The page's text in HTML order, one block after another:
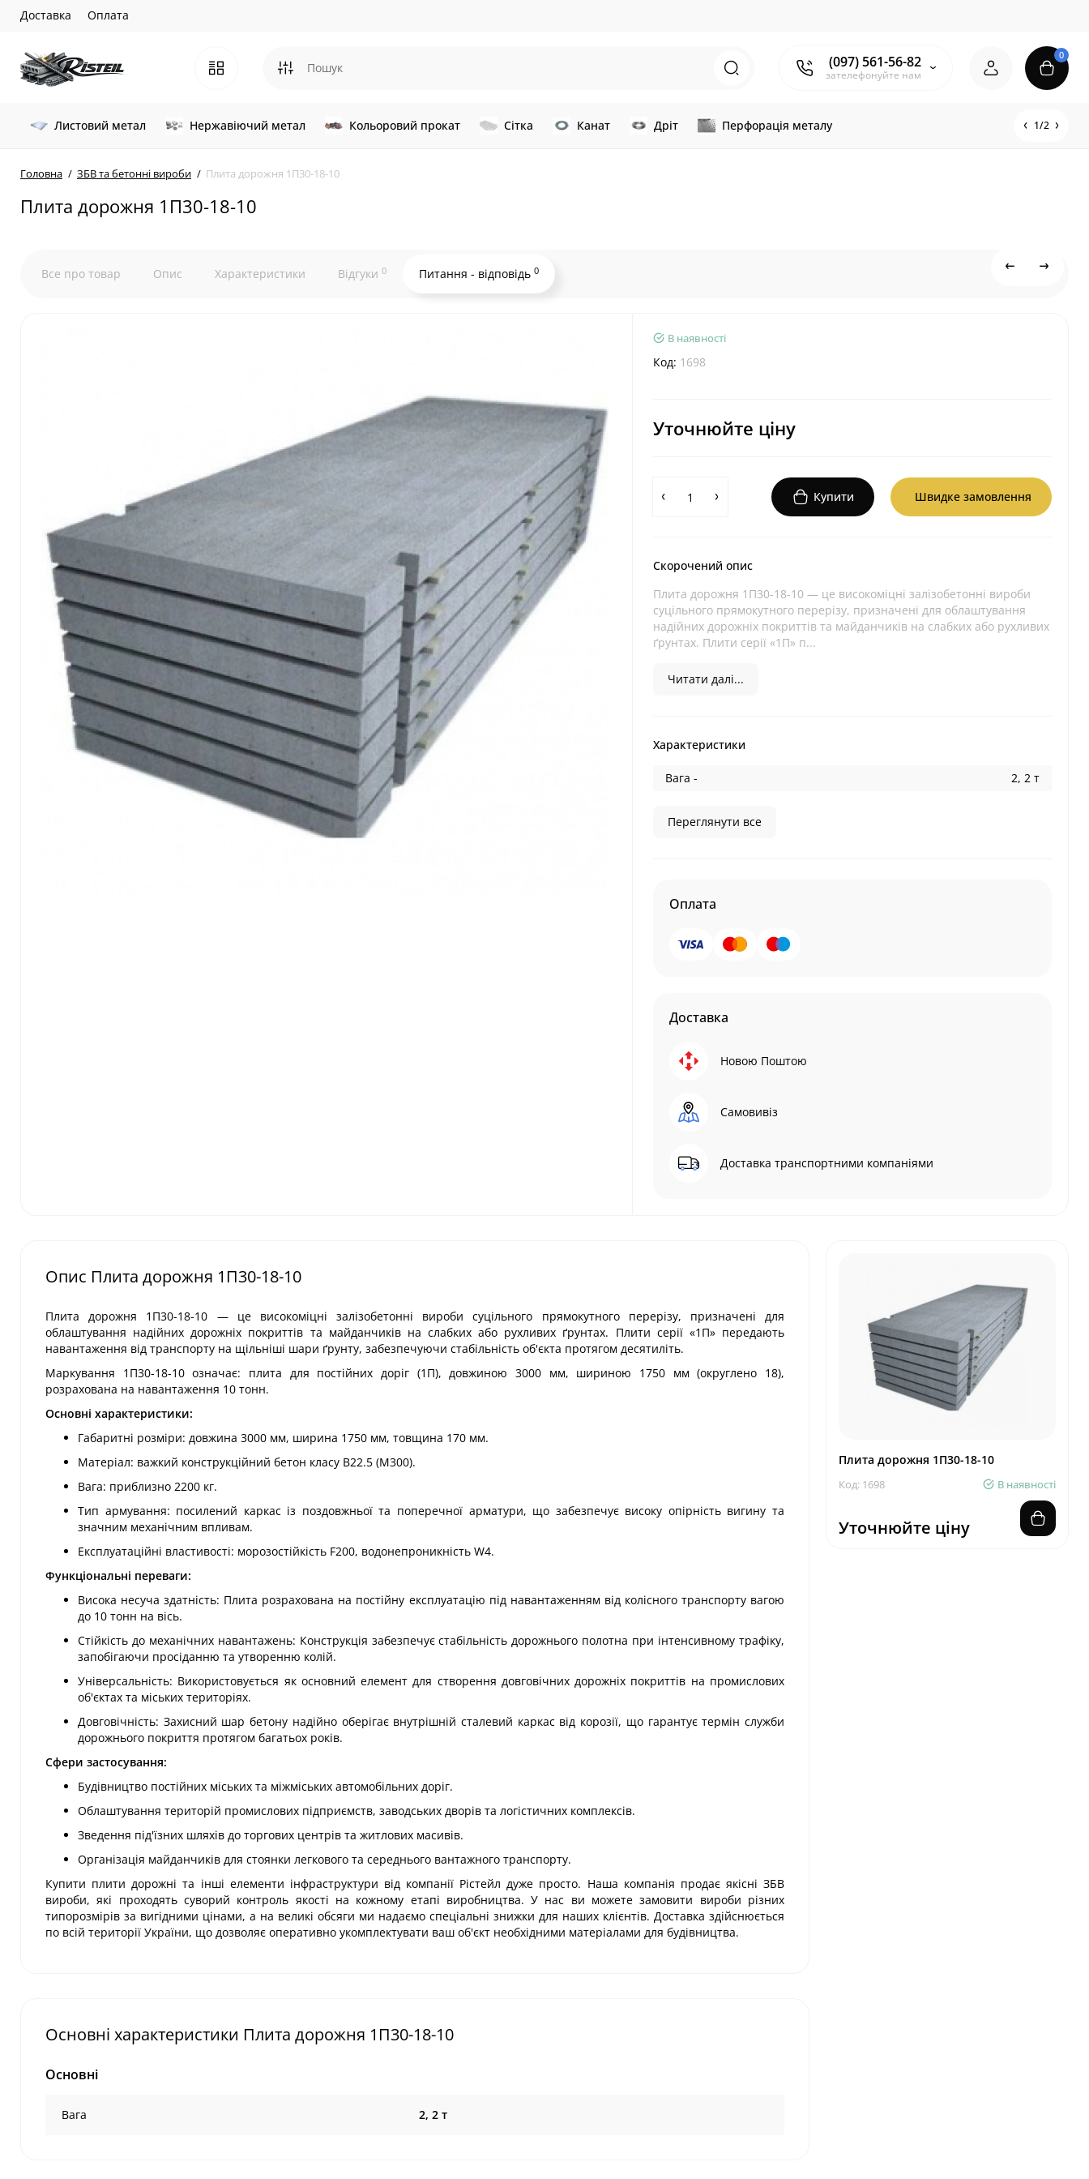
Доставка Оплата
(097) 561-56-82
зателефонуйте нам
0
Листовий метал Нержавіючий метал Кольоровий прокат Сітка Канат Дріт Перфорація металу 1/2
Головна ЗБВ та бетонні вироби Плита дорожня 1П30-18-10
Плита дорожня 1П30-18-10
Все про товар Опис Характеристики Відгуки 0 Питання - відповідь 0
В наявності
Код: 1698
Уточнюйте ціну
Купити Швидке замовлення
Скорочений опис
Плита дорожня 1П30-18-10 — це високоміцні залізобетонні вироби
суцільного прямокутного перерізу, призначені для облаштування
надійних дорожніх покриттів та майданчиків на слабких або рухливих
ґрунтах. Плити серії «1П» п...
Читати далі...
Характеристики
Вага - 2, 2 т
Переглянути все
Оплата
Доставка
Новою Поштою
Самовивіз
Доставка транспортними компаніями
Опис Плита дорожня 1П30-18-10
Плита дорожня 1П30-18-10 — це високоміцні залізобетонні вироби суцільного прямокутного перерізу, призначені для
облаштування надійних дорожніх покриттів та майданчиків на слабких або рухливих ґрунтах. Плити серії «1П» передають
навантаження від транспорту на щільніші шари ґрунту, забезпечуючи стабільність об'єкта протягом десятиліть.
Маркування 1П30-18-10 означає: плита для постійних доріг (1П), довжиною 3000 мм, шириною 1750 мм (округлено 18),
розрахована на навантаження 10 тонн.
Основні характеристики:
Габаритні розміри: довжина 3000 мм, ширина 1750 мм, товщина 170 мм.
Матеріал: важкий конструкційний бетон класу В22.5 (М300).
Вага: приблизно 2200 кг.
Тип армування: посилений каркас із поздовжньої та поперечної арматури, що забезпечує високу опірність вигину та
значним механічним впливам.
Експлуатаційні властивості: морозостійкість F200, водонепроникність W4.
Функціональні переваги:
Висока несуча здатність: Плита розрахована на постійну експлуатацію під навантаженням від колісного транспорту вагою
до 10 тонн на вісь.
Стійкість до механічних навантажень: Конструкція забезпечує стабільність дорожнього полотна при інтенсивному трафіку,
запобігаючи просіданню та утворенню колій.
Універсальність: Використовується як основний елемент для створення довговічних дорожніх покриттів на промислових
об'єктах та міських територіях.
Довговічність: Захисний шар бетону надійно оберігає внутрішній сталевий каркас від корозії, що гарантує термін служби
дорожнього покриття протягом багатьох років.
Сфери застосування:
Будівництво постійних міських та міжміських автомобільних доріг.
Облаштування територій промислових підприємств, заводських дворів та логістичних комплексів.
Зведення під'їзних шляхів до торгових центрів та житлових масивів.
Організація майданчиків для стоянки легкового та середнього вантажного транспорту.
Купити плити дорожні та інші елементи інфраструктури від компанії Рістейл дуже просто. Наша компанія продає якісні ЗБВ
вироби, які проходять суворий контроль якості на кожному етапі виробництва. У нас ви можете замовити вироби різних
типорозмірів за вигідними цінами, а на великі обсяги ми надаємо спеціальні знижки для наших клієнтів. Доставка здійснюється
по всій території України, що дозволяє оперативно укомплектувати ваш об'єкт необхідними матеріалами для будівництва.
Основні характеристики Плита дорожня 1П30-18-10
Основні
Вага 2, 2 т
Плита дорожня 1П30-18-10
Код: 1698 В наявності
Уточнюйте ціну